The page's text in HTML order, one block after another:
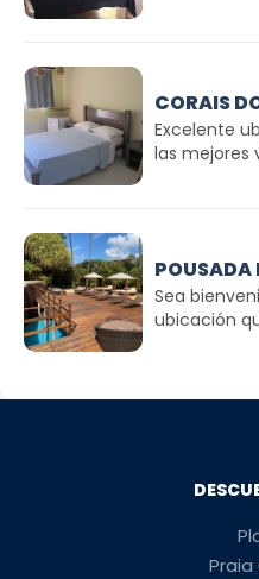
CORAIS
Excelente
las mejores
POUSADA
Sea
ubicación
Praia